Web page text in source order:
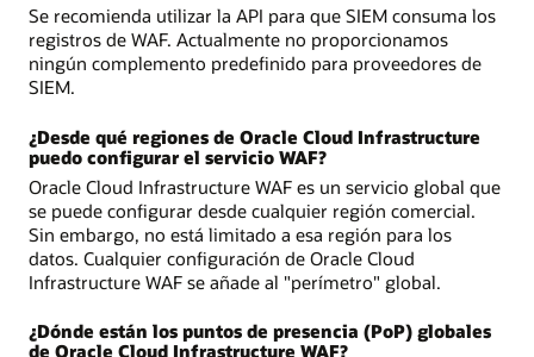
Se recomienda utilizar la API para que SIEM consuma los
registros de WAF. Actualmente no proporcionamos
ningún complemento predefinido para proveedores de
SIEM.
¿Desde qué regiones de Oracle Cloud Infrastructure
puedo configurar el servicio WAF?
Oracle Cloud Infrastructure WAF es un servicio global que
se puede configurar desde cualquier región comercial.
Sin embargo, no está limitado a esa región para los
datos. Cualquier configuración de Oracle Cloud
Infrastructure WAF se añade al "perímetro" global.
¿Dónde están los puntos de presencia (PoP) globales
de Oracle Cloud Infrastructure WAF?